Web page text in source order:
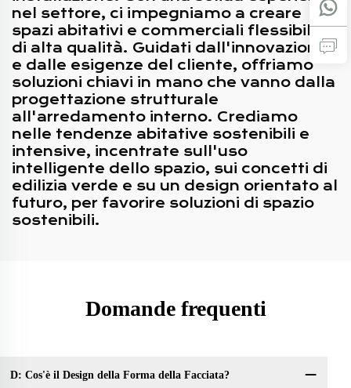
nel settore, ci impegniamo a creare
spazi abitativi e commerciali flessibili e
di alta qualità. Guidati dall'innovazione
e dalle esigenze del cliente, offriamo
soluzioni chiavi in mano che vanno dalla
progettazione strutturale
all'arredamento interno. Crediamo
nelle tendenze abitative sostenibili e
intensive, incentrate sull'uso
intelligente dello spazio, sui concetti di
edilizia verde e su un design orientato al
futuro, per favorire soluzioni di spazio
sostenibili.
Domande frequenti
D: Cos'è il Design della Forma della Facciata?